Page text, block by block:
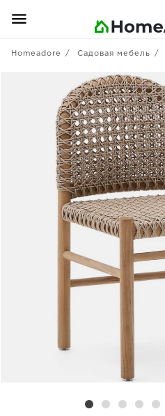
Homeadore Садовая мебель